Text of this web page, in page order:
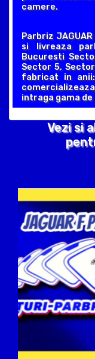
camere.
Parbriz
si livreaza
Bucuresti
Sector 5, Sector
fabricat in anii:
intraga gama de
Vezi si